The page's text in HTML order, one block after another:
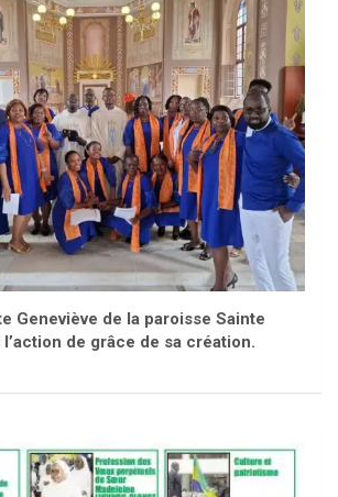
Geneviève de la paroisse Sainte
de grâce de sa création.